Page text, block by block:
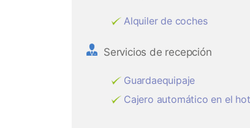
Alquiler de coches
Servicios de recepción
Guardaequipaje
Cajero automático en el